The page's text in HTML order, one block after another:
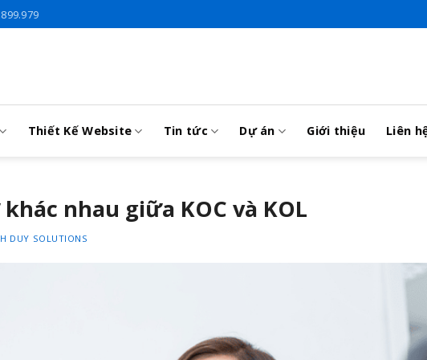
Thiết Kế Website Tin tức Dự án Giới thiệu Liên
khác nhau giữa KOC và KOL
DUY SOLUTIONS